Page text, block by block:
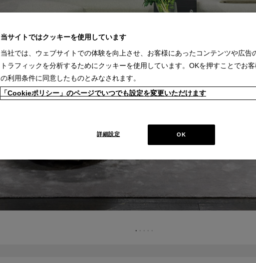
● ● ● ● ●
当サイトではクッキーを使用しています
当社では、ウェブサイトでの体験を向上させ、お客様にあったコンテンツや広告
トラフィックを分析するためにクッキーを使用しています。OKを押すことでお
の利用条件に同意したものとみなされます。
「Cookieポリシー」のページでいつでも設定を変更いただけます
OK
詳細設定